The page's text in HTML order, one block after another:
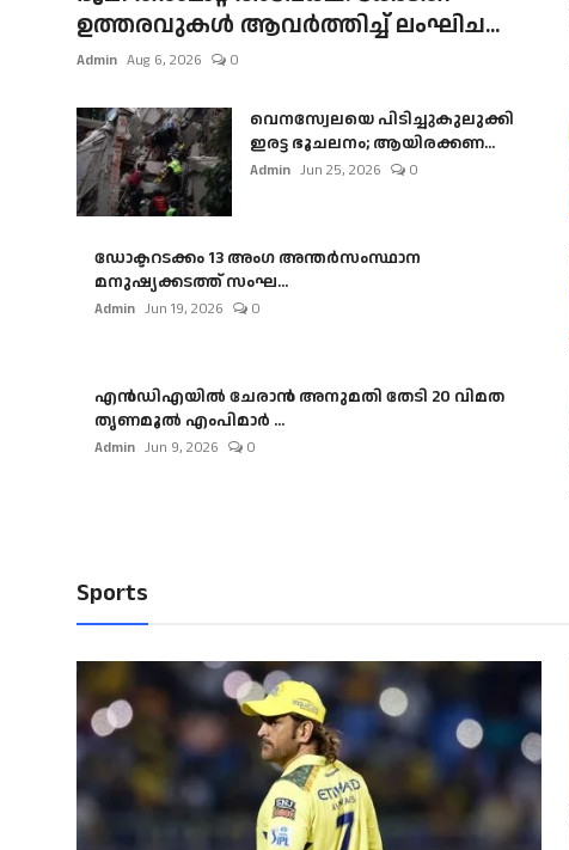
ഉത്തരവുകൾ ആവർത്തിച്ച് ലംഘിച...
Admin Aug 6, 2026 0
വെനസ്വേലയെ പിടിച്ചുകുലുക്കി
ഇരട്ട ഭൂചലനം; ആയിരക്കണ...
Admin Jun 25, 2026 0
ഡോക്ടറടക്കം 13 അംഗ അന്തർസംസ്ഥാന
മനുഷ്യക്കടത്ത് സംഘ...
Admin Jun 19, 2026 0
എൻഡിഎയിൽ ചേരാൻ അനുമതി തേടി 20 വിമത
തൃണമൂൽ എംപിമാർ ...
Admin Jun 9, 2026 0
Sports